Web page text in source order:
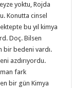
yoktu, Rojda
Konutta cinsel
bu yıl kimya
Doç. Bilsen
bir bedeni vardı.
azdırıyordu.
fark
bir gün Kimya